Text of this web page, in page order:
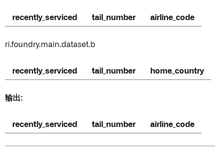
recently_serviced tail_number airline_code
ri.foundry.main.dataset.b
recently_serviced tail_number home_country
输出:
recently_serviced tail_number airline_code